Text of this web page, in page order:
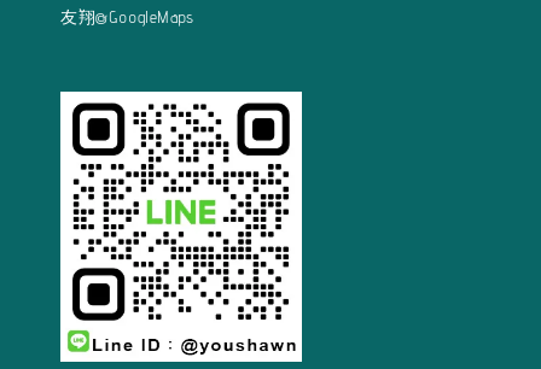
友翔@GoogleMaps